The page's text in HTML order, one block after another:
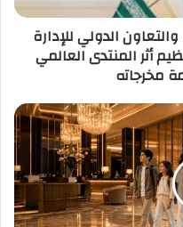
الدولي للإدارة
أثر المنتدى العالمي
مخرجاته